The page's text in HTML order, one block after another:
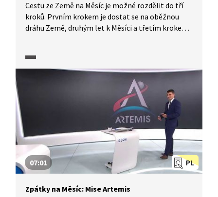
Cestu ze Země na Měsíc je možné rozdělit do tří
kroků. Prvním krokem je dostat se na oběžnou
dráhu Země, druhým let k Měsíci a třetím krokem
na Měsíc zvládla? Co je připravené a co ve vývoji?
O tom hovoří Daniel Stach z vědecké redakce
s odborníky na kosmonautiku Dušanem Majerem
a Michalem Václavíkem. Pořad je součástí série,
kterou ČT připravila k 50. výročí přistání na Měsíci.
PL
07:01
Zpátky na Měsíc: Mise Artemis